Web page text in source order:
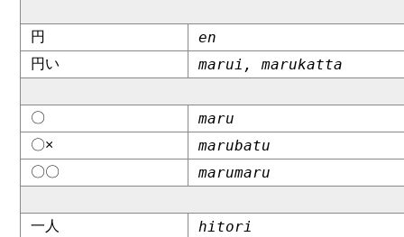
円 en
円い marui, marukatta
〇 maru
〇× marubatu
〇〇 marumaru
一人 hitori